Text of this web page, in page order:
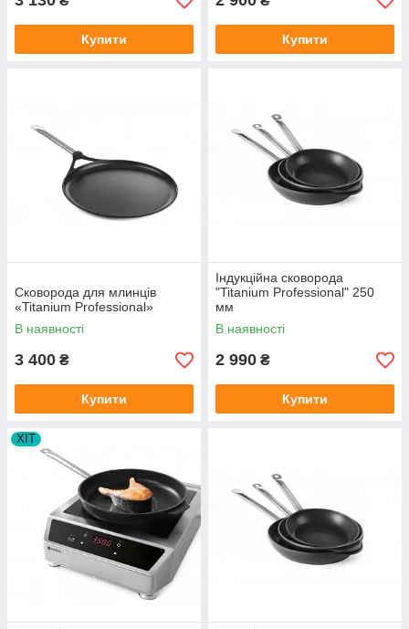
Купити Купити
Сковорода для млинців
«Titanium Professional»
В наявності
3 400 ₴
Купити
Індукційна сковорода
"Titanium Professional" 250
мм
В наявності
2 990 ₴
Купити
ХІТ